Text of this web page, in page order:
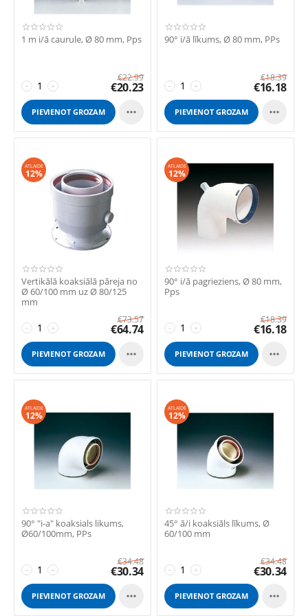
1 m i/ā caurule, Ø 80 mm, Pps
+
−
€22.99
€20.23
PIEVIENOT GROZAM 
90° i/ā līkums, Ø 80 mm, PPs
+
−
€18.39
€16.18
PIEVIENOT GROZAM 
ATLAIDE
12%
Vertikālā koaksiālā pāreja no
Ø 60/100 mm uz Ø 80/125
mm
+
−
€73.57
€64.74
PIEVIENOT GROZAM 
ATLAIDE
12%
90° i/ā pagrieziens, Ø 80 mm,
Pps
+
−
€18.39
€16.18
PIEVIENOT GROZAM 
ATLAIDE
12%
90° "i-a" koaksials likums,
Ø60/100mm, PPs
+
−
€34.48
€30.34
PIEVIENOT GROZAM 
ATLAIDE
12%
45° ā/i koaksiāls līkums, Ø
60/100 mm
+
−
€34.48
€30.34
PIEVIENOT GROZAM 